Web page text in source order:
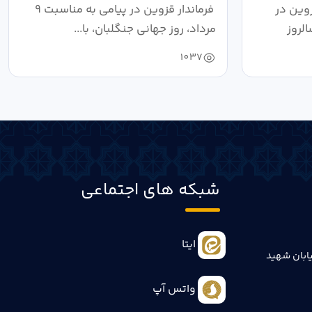
در
سالروز
فرماندار قزوین در پیامی به مناسبت ۹
مرداد، روز جهانی جنگلبان، با...
1037
شهید
شبکه های اجتماعی
ایتا
واتس آپ